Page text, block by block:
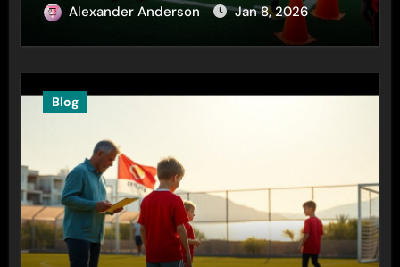
Alexander Anderson Jan 8, 2026
Blog